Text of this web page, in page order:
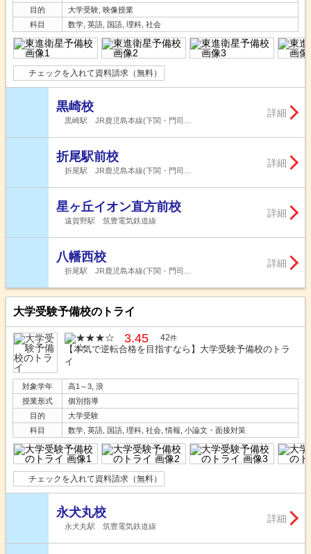
目的
大学受験, 映像授業
科目
数学, 英語, 国語, 理科, 社会
チェックを入れて資料請求（無料）
黒崎校
黒崎駅 JR鹿児島本線(下関・門司…
詳細
折尾駅前校
折尾駅 JR鹿児島本線(下関・門司…
詳細
星ヶ丘イオン直方前校
遠賀野駅 筑豊電気鉄道線
詳細
八幡西校
折尾駅 JR鹿児島本線(下関・門司…
詳細
大学受験予備校のトライ
3.45 42件
【本気で逆転合格を目指すなら】大学受験予備校のトラ
イ
対象学年
高1～3, 浪
授業形式
個別指導
目的
大学受験
科目
数学, 英語, 国語, 理科, 社会, 情報, 小論文・面接対策
チェックを入れて資料請求（無料）
永犬丸校
永犬丸駅 筑豊電気鉄道線
詳細